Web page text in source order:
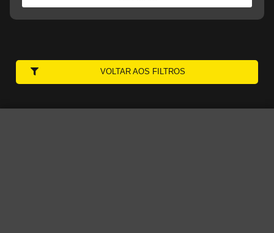
VOLTAR AOS FILTROS